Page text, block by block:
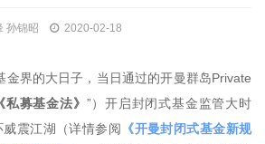
孙锦昭 2020-02-18
金界的大日子，当日通过的开曼群岛Private
《私募基金法》 ”）开启封闭式基金监管大时
震江湖（详情参阅 《开曼封闭式基金新规